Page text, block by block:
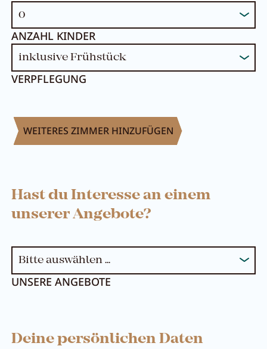
VERPFLEGUNG
ANZAHL KINDER
WEITERES ZIMMER HINZUFÜGEN
Hast du Interesse an einem
unserer Angebote?
UNSERE ANGEBOTE
Deine persönlichen Daten